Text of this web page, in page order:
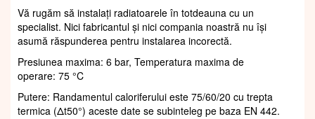
Vă rugăm să instalați radiatoarele în totdeauna cu un
specialist. Nici fabricantul și nici compania noastră nu își
asumă răspunderea pentru instalarea incorectă.
Presiunea maxima: 6 bar, Temperatura maxima de
operare: 75 °C
Putere: Randamentul caloriferului este 75/60/20 cu trepta
termica (Δt50°) aceste date se subinteleg pe baza EN 442.